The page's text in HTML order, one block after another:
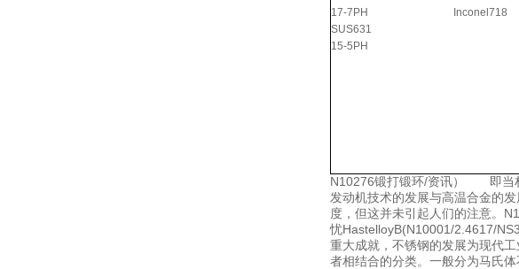
17-7PH
Inconel718
SUS631
15-5PH
N10276锻打锻环/资讯） 即当材
发动机技术的发展与高温合金的
度，但这并未引起人们的注意。
忧HastelloyB(N10001/2.4617/
重大成就，不锈钢的发展为现代
者相结合的分类。一般分为马氏